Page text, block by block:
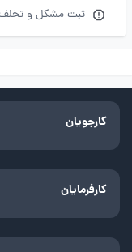
ثبت مشکل و
کارجویان
کارفرمایان